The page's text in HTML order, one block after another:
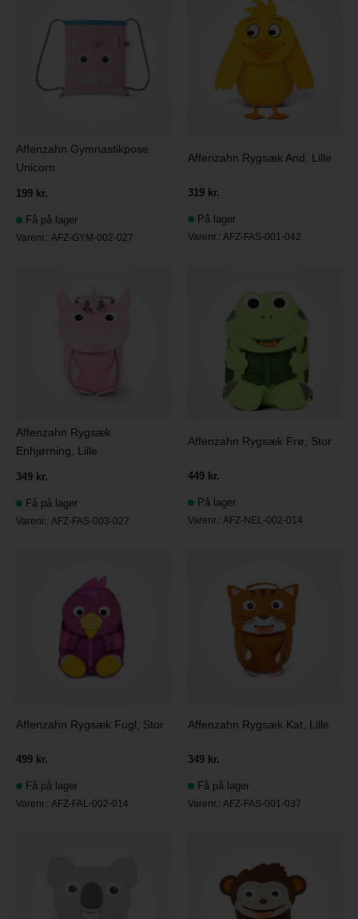
Affenzahn Gymnastikpose
Unicorn
199 kr.
Få på lager
Varenr.:AFZ-GYM-002-027
Affenzahn Rygsæk And, Lille
319 kr.
På lager
Varenr.:AFZ-FAS-001-042
Affenzahn Rygsæk
Enhjørning, Lille
349 kr.
Få på lager
Varenr.:AFZ-FAS-003-027
Affenzahn Rygsæk Frø, Stor
449 kr.
På lager
Varenr.:AFZ-NEL-002-014
Affenzahn Rygsæk Fugl, Stor
499 kr.
Få på lager
Varenr.:AFZ-FAL-002-014
Affenzahn Rygsæk Kat, Lille
349 kr.
Få på lager
Varenr.:AFZ-FAS-001-037